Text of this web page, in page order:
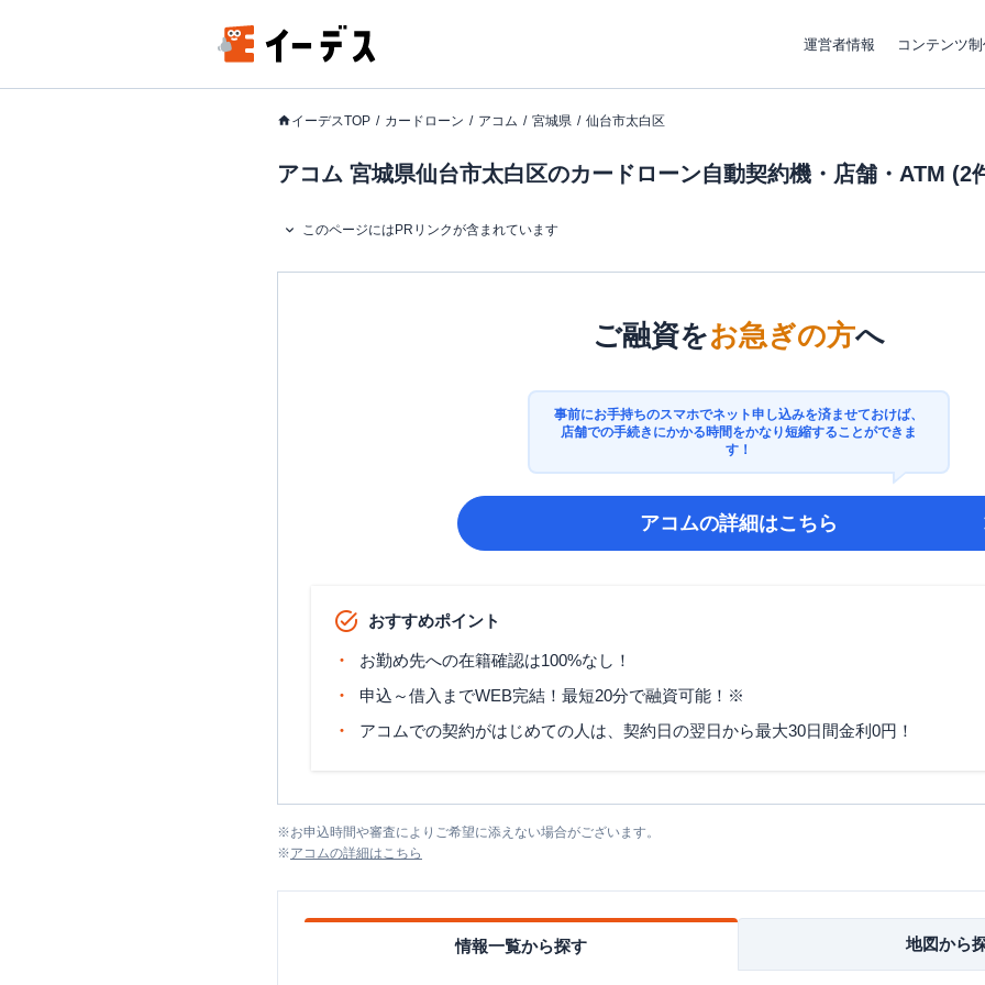
運営者情報 コンテンツ
イーデスTOP カードローン アコム 宮城県 仙台市太白区
アコム 宮城県仙台市太白区のカードローン自動契約機・店舗・ATM (2
このページにはPRリンクが含まれています
ご融資をお急ぎの方へ
事前にお手持ちのスマホでネット申し込みを済ませておけば、
店舗での手続きにかかる時間をかなり短縮することができま
す！
アコムの詳細はこちら
おすすめポイント
お勤め先への在籍確認は100%なし！
申込～借入までWEB完結！最短20分で融資可能！※
アコムでの契約がはじめての人は、契約日の翌日から最大30日間金利0円！
※お申込時間や審査によりご希望に添えない場合がございます。
※アコムの詳細はこちら
情報一覧から探す 地図から